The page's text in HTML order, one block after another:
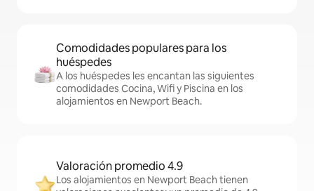
Comodidades populares para los
huéspedes
A los huéspedes les encantan las siguientes
comodidades Cocina, Wifi y Piscina en los
alojamientos en Newport Beach.
Valoración promedio 4.9
Los alojamientos en Newport Beach tienen